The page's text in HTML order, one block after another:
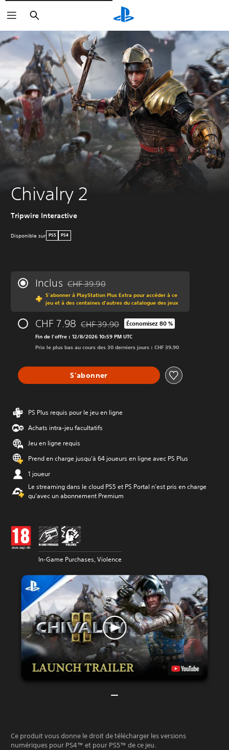
Rechercher
Chivalry 2
Tripwire Interactive
Disponible sur PS5 PS4
Inclus Remise par rapport au prix d'origine de CHF
CHF 39.90
S'abonner à PlayStation Plus Extra pour accéder à ce
jeu et à des centaines d'autres du catalogue des jeux
CHF 7.98 Remise par rapport au prix d'origine de
CHF 39.90 Économisez 80 %
Fin de l'offre : 12/8/2026 10:59 PM UTC
Prix le plus bas au cours des 30 derniers jours : CHF 39.90
S'abonner
PS Plus requis pour le jeu en ligne
Achats intra-jeu facultatifs
Jeu en ligne requis
Prend en charge jusqu'à 64 joueurs en ligne avec PS Plus
1 joueur
Le streaming dans le cloud PS5 et PS Portal n'est pris en charge
qu'avec un abonnement Premium
In-Game Purchases, Violence
Ce produit vous donne le droit de télécharger les versions
numériques pour PS4™ et pour PS5™ de ce jeu.